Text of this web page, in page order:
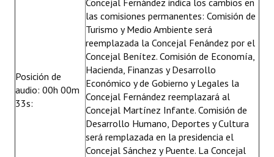
Posición de
audio: 00h 00m
33s:
Concejal Fernández indica los cambios en
las comisiones permanentes: Comisión de
Turismo y Medio Ambiente será
reemplazada la Concejal Fenández por el
Concejal Benítez. Comisión de Economía,
Hacienda, Finanzas y Desarrollo
Económico y de Gobierno y Legales la
Concejal Fernández reemplazará al
Concejal Martínez Infante. Comisión de
Desarrollo Humano, Deportes y Cultura
será remplazada en la presidencia el
Concejal Sánchez y Puente. La Concejal